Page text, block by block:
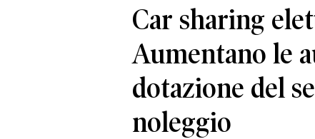
Car sharing
Aumentano le
dotazione del
noleggio